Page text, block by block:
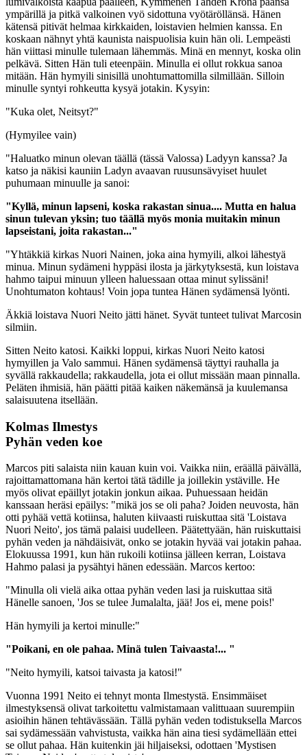
ympärillä ja pitkä valkoinen vyö sidottuna vyötäröllänsä. Hänen
kätensä pitivät helmaa kirkkaiden, loistavien helmien kanssa. En
koskaan nähnyt yhtä kaunista naispuolisia kuin hän oli. Lempeästi
hän viittasi minulle tulemaan lähemmäs. Minä en mennyt, koska olin
pelkävä. Sitten Hän tuli eteenpäin. Minulla ei ollut rokkua sanoa
mitään. Hän hymyili sinisillä unohtumattomilla silmillään. Silloin
minulle syntyi rohkeutta kysyä jotakin. Kysyin:
"Kuka olet, Neitsyt?"
(Hymyilee vain)
"Haluatko minun olevan täällä (tässä Valossa) Ladyyn kanssa? Ja
katso ja näkisi kauniin Ladyn avaavan ruusunsävyiset huulet
puhumaan minuulle ja sanoi:
"Kyllä, minun lapseni, koska rakastan sinua.... Mutta en halua
sinun tulevan yksin; tuo täällä myös monia muitakin minun
lapseistani, joita rakastan..."
"Yhtäkkiä kirkas Nuori Nainen, joka aina hymyili, alkoi lähestyä
minua. Minun sydämeni hyppäsi ilosta ja järkytyksestä, kun loistava
hahmo taipui minuun ylleen haluessaan ottaa minut sylissäni!
Unohtumaton kohtaus! Voin jopa tuntea Hänen sydämensä lyönti.
Äkkiä loistava Nuori Neito jätti hänet. Syvät tunteet tulivat Marcosin
silmiin.
Sitten Neito katosi. Kaikki loppui, kirkas Nuori Neito katosi
hymyillen ja Valo sammui. Hänen sydämensä täyttyi rauhalla ja
syvällä rakkaudella; rakkaudella, jota ei ollut missään maan pinnalla.
Peläten ihmisiä, hän päätti pitää kaiken näkemänsä ja kuulemansa
salaisuutena itsellään.
Kolmas Ilmestys
Pyhän veden koe
Marcos piti salaista niin kauan kuin voi. Vaikka niin, eräällä päivällä,
rajoittamattomana hän kertoi tätä tädille ja joillekin ystäville. He
myös olivat epäillyt jotakin jonkun aikaa. Puhuessaan heidän
kanssaan heräsi epäilys: "mikä jos se oli paha? Joiden neuvosta, hän
otti pyhää vettä kotiinsa, haluten kiivaasti ruiskuttaa sitä 'Loistava
Nuori Neito', jos tämä palaisi uudelleen. Päätettyään, hän ruiskuttaisi
pyhän veden ja nähdäisivät, onko se jotakin hyvää vai jotakin pahaa.
Elokuussa 1991, kun hän rukoili kotiinsa jälleen kerran, Loistava
Hahmo palasi ja pysähtyi hänen edessään. Marcos kertoo:
"Minulla oli vielä aika ottaa pyhän veden lasi ja ruiskuttaa sitä
Hänelle sanoen, 'Jos se tulee Jumalalta, jää! Jos ei, mene pois!'
Hän hymyili ja kertoi minulle:"
"Poikani, en ole pahaa. Minä tulen Taivaasta!... "
"Neito hymyili, katsoi taivasta ja katosi!"
Vuonna 1991 Neito ei tehnyt monta Ilmestystä. Ensimmäiset
ilmestyksensä olivat tarkoitettu valmistamaan valittuaan suurempiin
asioihin hänen tehtävässään. Tällä pyhän veden todistuksella Marcos
sai sydämessään vahvistusta, vaikka hän aina tiesi sydämellään ettei
se ollut pahaa. Hän kuitenkin jäi hiljaiseksi, odottaen 'Mystisen